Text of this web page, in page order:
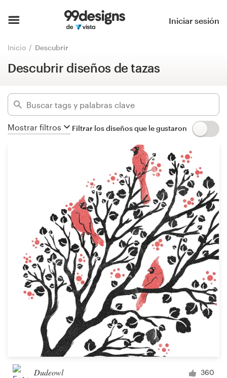
Iniciar sesión
Inicio Descubrir
Descubrir diseños de tazas
Mostrar filtros Filtrar los diseños que le gustaron
Dudeowl 360
Explorar categorías
Cómo es
Encontrar un diseñador
Inspiración
Concursos de diseño
Proyectos 1-1
Encontrar un diseñador
Descubra la inspiración
99designs Studio
99designs Pro
Descubrir diseños de tazas
diseños encontrados para:
taza
Industrias
Avanzado